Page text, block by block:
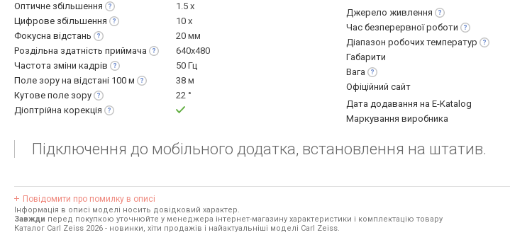
Оптичне збільшення
1.5 x
Цифрове збільшення
10 x
Фокусна відстань
20 мм
Роздільна здатність приймача
640x480
Частота зміни кадрів
50 Гц
Поле зору на відстані 100 м
38 м
Кутове поле зору
22 °
Діоптрійна корекція
Джерело живлення
Час безперервноїроботи
Діапазон робочих температур
Габарити
Вага
Офіційний сайт
Дата додавання на E-Katalog
Маркування виробника
Підключення до мобільного додатка, встановлення на штатив.
Повідомити про помилку в описі
Інформація в описі моделі носить довідковий характер.
Завжди перед покупкою уточнюйте у менеджера інтернет-магазину характеристики і комплектацію товару
Каталог Carl Zeiss 2026 - новинки, хіти продажів і найактуальніші моделі Carl Zeiss.